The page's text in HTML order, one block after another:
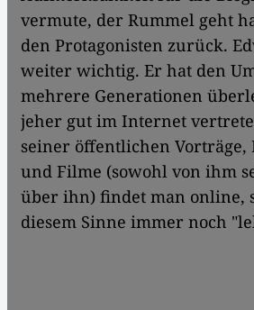
vermute, der Rummel geht
den Protagonisten zurück.
weiter wichtig. Er hat den
mehrere Generationen
jeher gut im Internet
seiner öffentlichen
und Filme (sowohl von ihm
über ihn) findet man online,
diesem Sinne immer noch